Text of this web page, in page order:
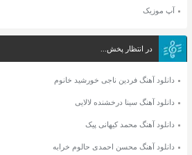
آپ موزیک
در انتظار پخش...
دانلود آهنگ فردین ناجی خورشید خانوم
دانلود آهنگ سینا درخشنده لالایی
دانلود آهنگ محمد کیهانی پیک
دانلود آهنگ محسن احمدی حالوم خرابه